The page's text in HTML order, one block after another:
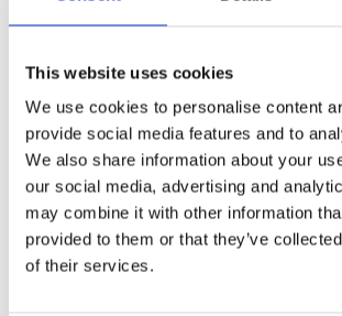
This website uses cookies
We use cookies to personalise content
provide social media features and to
We also share information about your
our social media, advertising and
may combine it with other information
provided to them or that they’ve
of their services.